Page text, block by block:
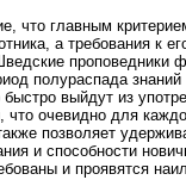
что главным
а требования к
проповедники
полураспада знаний
быстро выйдут из
очевидно для
позволяет
и способности
и проявятся